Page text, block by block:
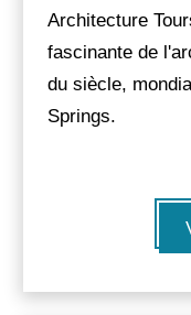
Architecture
fascinante de
du siècle,
Springs.